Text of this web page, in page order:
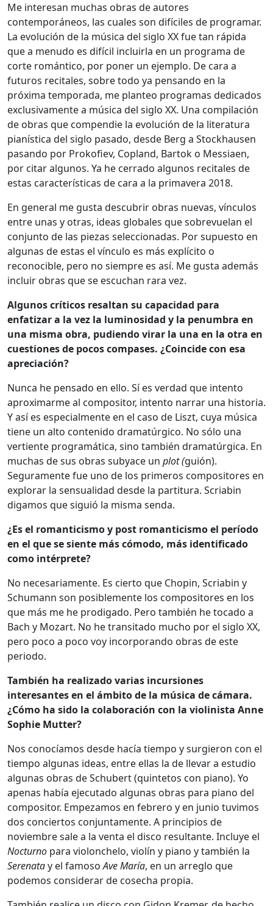
Me interesan muchas obras de autores
contemporáneos, las cuales son difíciles de programar.
La evolución de la música del siglo XX fue tan rápida
que a menudo es difícil incluirla en un programa de
corte romántico, por poner un ejemplo. De cara a
futuros recitales, sobre todo ya pensando en la
próxima temporada, me planteo programas dedicados
exclusivamente a música del siglo XX. Una compilación
de obras que compendie la evolución de la literatura
pianística del siglo pasado, desde Berg a Stockhausen
pasando por Prokofiev, Copland, Bartok o Messiaen,
por citar algunos. Ya he cerrado algunos recitales de
estas características de cara a la primavera 2018.
En general me gusta descubrir obras nuevas, vínculos
entre unas y otras, ideas globales que sobrevuelan el
conjunto de las piezas seleccionadas. Por supuesto en
algunas de estas el vínculo es más explícito o
reconocible, pero no siempre es así. Me gusta además
incluir obras que se escuchan rara vez.
Algunos críticos resaltan su capacidad para
enfatizar a la vez la luminosidad y la penumbra en
una misma obra, pudiendo virar la una en la otra en
cuestiones de pocos compases. ¿Coincide con esa
apreciación?
Nunca he pensado en ello. Sí es verdad que intento
aproximarme al compositor, intento narrar una historia.
Y así es especialmente en el caso de Liszt, cuya música
tiene un alto contenido dramatúrgico. No sólo una
vertiente programática, sino también dramatúrgica. En
muchas de sus obras subyace un plot (guión).
Seguramente fue uno de los primeros compositores en
explorar la sensualidad desde la partitura. Scriabin
digamos que siguió la misma senda.
¿Es el romanticismo y post romanticismo el período
en el que se siente más cómodo, más identificado
como intérprete?
No necesariamente. Es cierto que Chopin, Scriabin y
Schumann son posiblemente los compositores en los
que más me he prodigado. Pero también he tocado a
Bach y Mozart. No he transitado mucho por el siglo XX,
pero poco a poco voy incorporando obras de este
periodo.
También ha realizado varias incursiones
interesantes en el ámbito de la música de cámara.
¿Cómo ha sido la colaboración con la violinista Anne
Sophie Mutter?
Nos conocíamos desde hacía tiempo y surgieron con el
tiempo algunas ideas, entre ellas la de llevar a estudio
algunas obras de Schubert (quintetos con piano). Yo
apenas había ejecutado algunas obras para piano del
compositor. Empezamos en febrero y en junio tuvimos
dos conciertos conjuntamente. A principios de
noviembre sale a la venta el disco resultante. Incluye el
Nocturno para violonchelo, violín y piano y también la
Serenatay el famosoAve María, en un arreglo que
podemos considerar de cosecha propia.